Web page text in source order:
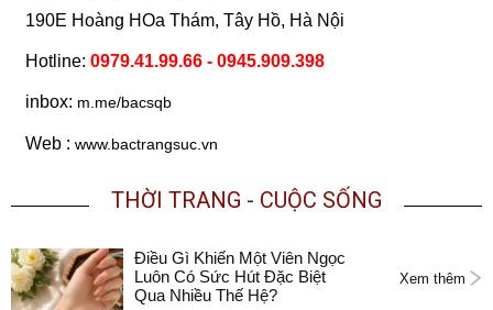
190E Hoàng HOa Thám, Tây Hồ, Hà Nội
Hotline: 0979.41.99.66- 0945.909.398
inbox: m.me/bacsqb
Web : www.bactrangsuc.vn
THỜI TRANG - CUỘC SỐNG
Điều Gì Khiến Một Viên Ngọc
Luôn Có Sức Hút Đặc Biệt
Qua Nhiều Thế Hệ?
Xem thêm